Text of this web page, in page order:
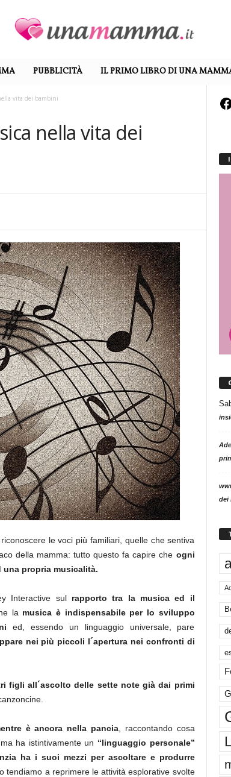
PUBBLICITÀ IL PRIMO LIBRO DI UNA
vita dei bambini
nella vita dei
le voci più familiari, quelle che sentiva
della mamma: tutto questo fa capire che ogni
una propria musicalità.
Interactive sul rapporto tra la musica ed il
la musica è indispensabile per lo sviluppo
ed, essendo un linguaggio universale, pare
nei più piccoli l´apertura nei confronti di
figli all´ascolto delle sette note già dai primi
è ancora nella pancia, raccontando cosa
ha istintivamente un “linguaggio personale”
ha i suoi mezzi per ascoltare e produrre
tendiamo a reprimere le attività esplorative svolte
dei